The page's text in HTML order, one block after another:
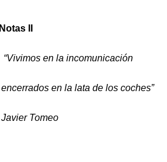
Notas II
“Vivimos en la incomunicación
encerrados en la lata de los coches”
Javier Tomeo